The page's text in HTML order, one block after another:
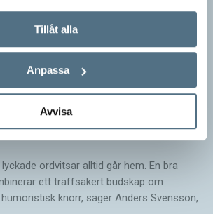
Tillåt alla
Anpassa
Avvisa
Hjovisst älskar vi
ordvitsar alltid går hem. En bra
ett träffsäkert budskap om
knorr, säger Anders Svensson,